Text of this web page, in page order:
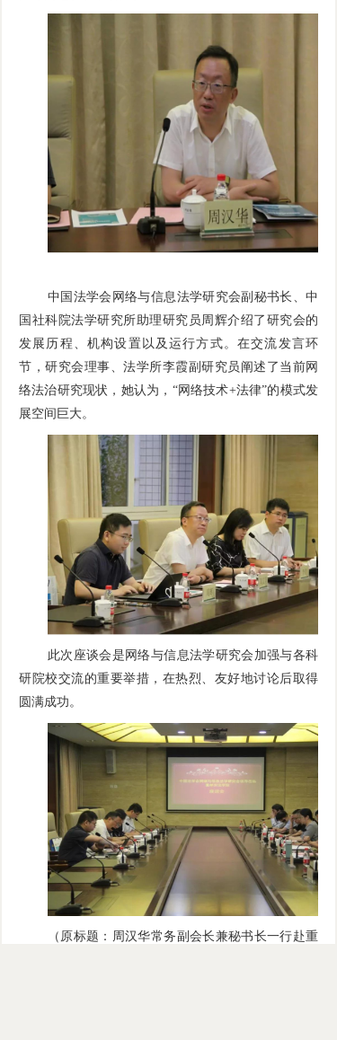
中国法学会网络与信息法学研究会副秘书长、中
国社科院法学研究所助理研究员周辉介绍了研究会的
发展历程、机构设置以及运行方式。在交流发言环
节，研究会理事、法学所李霞副研究员阐述了当前网
络法治研究现状，她认为， “网络技术+法律”的模式发
展空间巨大。
此次座谈会是 网络与信息法学研究会加强与各科
研院校交流的重要举措，在热烈、友好地讨论后取得
圆满成功。
（原标题：周汉华常务副会长兼秘书长一行赴重